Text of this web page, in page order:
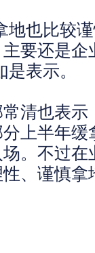
地也比较
要还是
表示。
清也表
上半年
。不过
、谨慎